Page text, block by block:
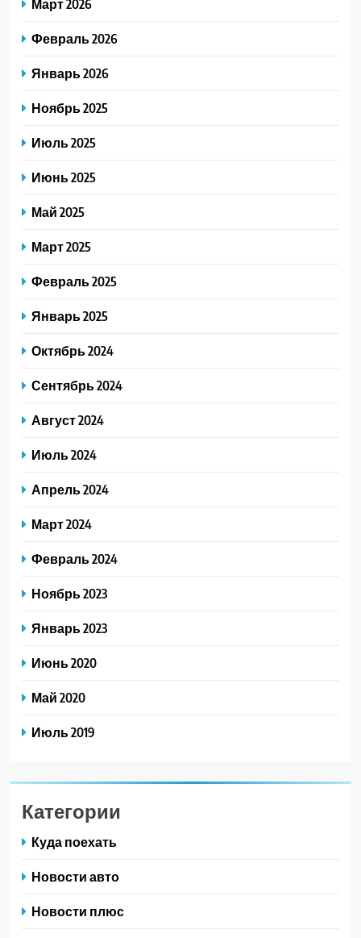
Февраль 2026
Январь 2026
Ноябрь 2025
Июль 2025
Июнь 2025
Май 2025
Март 2025
Февраль 2025
Январь 2025
Октябрь 2024
Сентябрь 2024
Август 2024
Июль 2024
Апрель 2024
Март 2024
Февраль 2024
Ноябрь 2023
Январь 2023
Июнь 2020
Май 2020
Июль 2019
Категории
Куда поехать
Новости авто
Новости плюс